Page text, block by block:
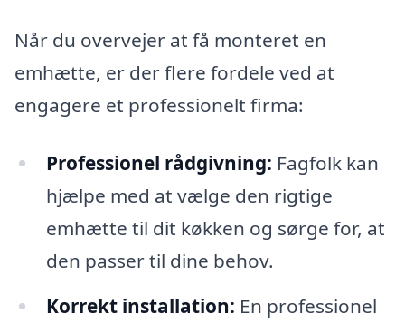
Når du overvejer at få monteret en
emhætte, er der flere fordele ved at
engagere et professionelt firma:
Professionel rådgivning: Fagfolk kan
hjælpe med at vælge den rigtige
emhætte til dit køkken og sørge for, at
den passer til dine behov.
Korrekt installation: En professionel